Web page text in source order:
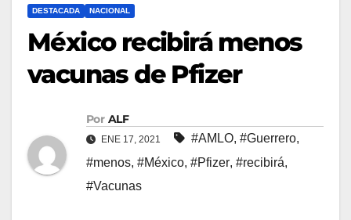
DESTACADA NACIONAL
México recibirá menos
vacunas de Pfizer
Por ALF
ENE 17, 2021 #AMLO, #Guerrero,
#menos, #México, #Pfizer, #recibirá,
#Vacunas